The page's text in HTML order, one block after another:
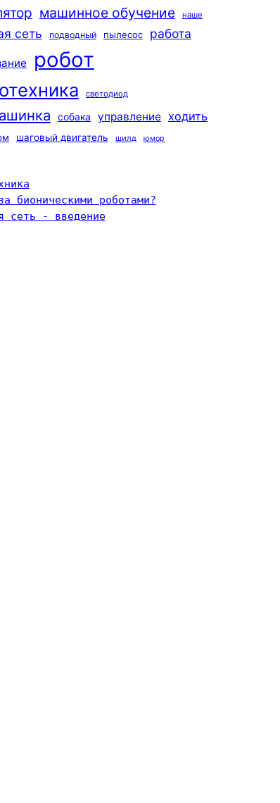
машинное обучение наше
сеть подводный пылесос работа
робот
светодиод
собака управление ходить
шаговый двигатель шилд юмор
бионическими роботами?
сеть - введение